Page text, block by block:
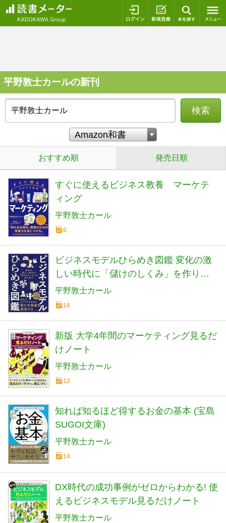
ログイン 新規登録
平野敦士カールの新刊
検索
おすすめ順 発売日順
すぐに使えるビジネス教養 マーケテ
ィング
平野敦士カール
6
ビジネスモデルひらめき図鑑 変化の激
しい時代に「儲けのしくみ」を作り出
す
平野敦士カール
18
新版 大学4年間のマーケティング見るだ
けノート
平野敦士カール
12
知れば知るほど得するお金の基本 (宝島
SUGOI文庫)
平野敦士カール
14
DX時代の成功事例がゼロからわかる! 使
えるビジネスモデル見るだけノート
平野敦士カール